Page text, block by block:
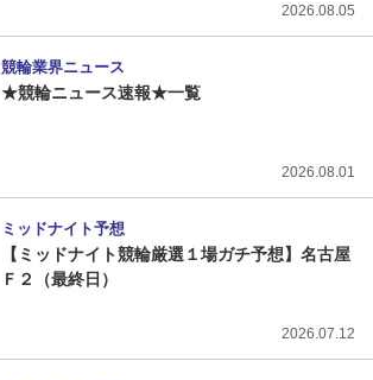
2026.08.05
競輪業界ニュース
★競輪ニュース速報★一覧
2026.08.01
ミッドナイト予想
【ミッドナイト競輪厳選１場ガチ予想】名古屋
Ｆ２（最終日）
2026.07.12